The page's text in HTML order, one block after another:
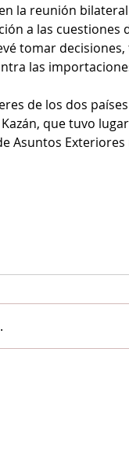
la reunión
a las
tomar
las
de los dos
que tuvo
Asuntos